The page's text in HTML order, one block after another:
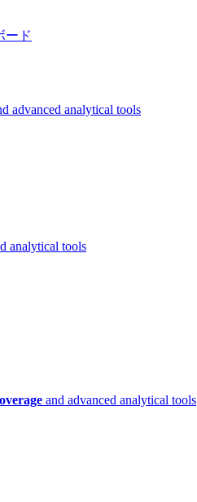
ード
advanced analytical tools
analytical tools
and advanced analytical tools